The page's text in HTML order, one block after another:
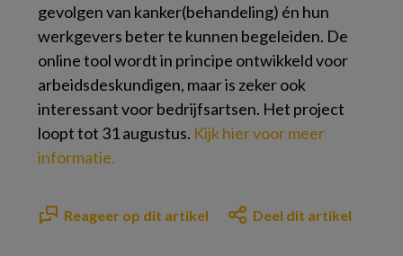
gevolgen van kanker(behandeling) én hun
werkgevers beter te kunnen begeleiden. De
online tool wordt in principe ontwikkeld voor
arbeidsdeskundigen, maar is zeker ook
interessant voor bedrijfsartsen. Het project
loopt tot 31 augustus. Kijk hier voor meer
informatie.
Reageer op dit artikel Deel dit artikel